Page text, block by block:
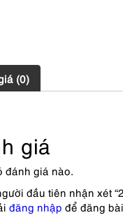
(0)
giá
đánh giá nào.
đầu tiên nhận xét
đăng nhập để đăng